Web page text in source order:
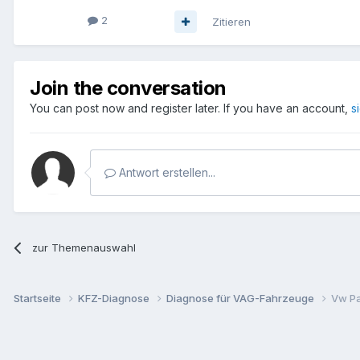
2 Zitieren
Join the conversation
You can post now and register later. If you have an account,
Antwort erstellen...
zur Themenauswahl
Startseite KFZ-Diagnose Diagnose für VAG-Fahrzeuge Vw